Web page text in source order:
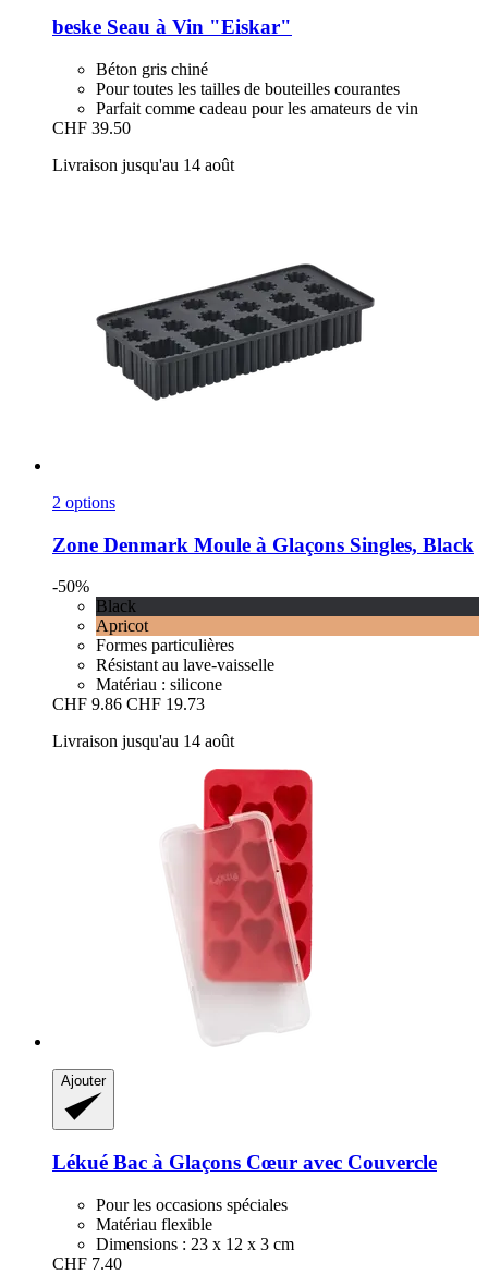
beske Seau à Vin "Eiskar"
Béton gris chiné
Pour toutes les tailles de bouteilles courantes
Parfait comme cadeau pour les amateurs de vin
CHF 39.50
Livraison jusqu'au 14 août
2 options
Zone Denmark Moule à Glaçons Singles, Black
-50%
Black
Apricot
Formes particulières
Résistant au lave-vaisselle
Matériau : silicone
CHF 9.86 CHF 19.73
Livraison jusqu'au 14 août
Ajouter
Lékué Bac à Glaçons Cœur avec Couvercle
Pour les occasions spéciales
Matériau flexible
Dimensions : 23 x 12 x 3 cm
CHF 7.40